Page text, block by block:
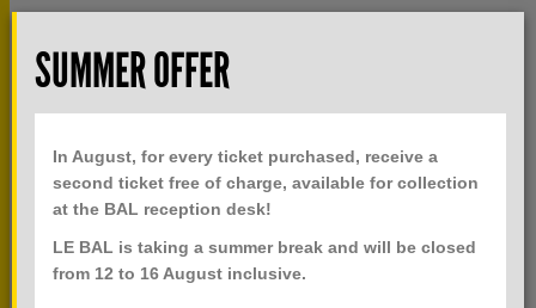
Skip to main content
TOGGLE
NAVIGATION
MENU
TICKETS
IDA TURSIC ET WILFRIED MILLE
SUMMER OFFER
In August, for every ticket purchased, receive a
second ticket free of charge, available for collection
at the BAL reception desk!
LE BAL is taking a summer break and will be closed
from 12 to 16 August inclusive.